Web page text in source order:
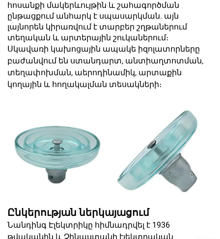
հոսանքի մակերևույթին և շահագործման
ընթացքում անհարկ է սպասարկման. այն
լայնորեն կիրառվում է տարբեր շղթաներում
տեղական և արտերային շուկաներում։
Սկավառի կախոցային ապակե իզոլատորները
բաժանվում են ստանդարտ, անտիաղտոտման,
տեղափոխման, աերոդինամիկ, արտաքին
կողային և հողակալման տեսակների։
Ընկերության ներկայացում
Նանդինգ Էլեկտրիկը հիմնադրվել է 1936
թվականին և Չինաստանի էլեկտրական